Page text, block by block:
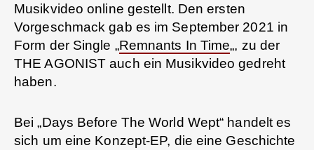
Musikvideo online gestellt. Den ersten
Vorgeschmack gab es im September 2021 in
Form der Single „Remnants In Time„, zu der
THE AGONIST auch ein Musikvideo gedreht
haben.
Bei „Days Before The World Wept“ handelt es
sich um eine Konzept-EP, die eine Geschichte